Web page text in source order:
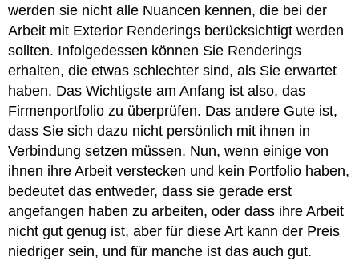
werden sie nicht alle Nuancen kennen, die bei der
Arbeit mit Exterior Renderings berücksichtigt werden
sollten. Infolgedessen können Sie Renderings
erhalten, die etwas schlechter sind, als Sie erwartet
haben. Das Wichtigste am Anfang ist also, das
Firmenportfolio zu überprüfen. Das andere Gute ist,
dass Sie sich dazu nicht persönlich mit ihnen in
Verbindung setzen müssen. Nun, wenn einige von
ihnen ihre Arbeit verstecken und kein Portfolio haben,
bedeutet das entweder, dass sie gerade erst
angefangen haben zu arbeiten, oder dass ihre Arbeit
nicht gut genug ist, aber für diese Art kann der Preis
niedriger sein, und für manche ist das auch gut.